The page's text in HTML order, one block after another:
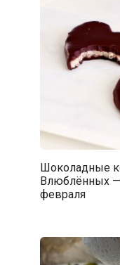
Шоколадные
Влюблённых —
февраля